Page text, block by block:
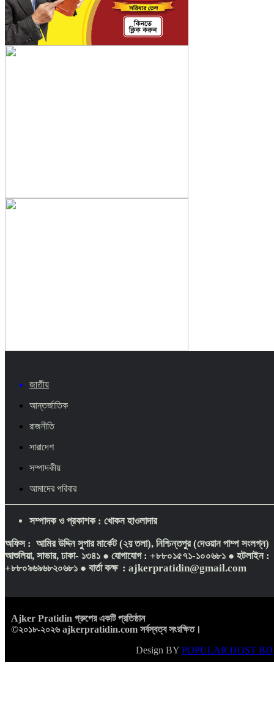
জাতীয়
আন্তর্জাতিক
রাজনীতি
সারাদেশ
সম্পাদকীয়
আমাদের পরিবার
সম্পাদক ও প্রকাশক : খোকন হাওলাদার
অফিস : আমির উদ্দিন সুপার মার্কেট (২য় তলা), নিশ্চিন্তপুর (দেওয়ান পাম্প সংলগ্ন)
আশুলিয়া, সাভার, ঢাকা- ১৩৪১ ● যোগাযোগ : +৮৮০১৫৭১-১০০৬৮১ ● হটলাইন :
+৮৮০৯৬৯৬৮২০৬৮১ ● বার্তা কক্ষ : ajkerpratidin@gmail.com
Ajker Pratidin গ্রুপের একটি প্রতিষ্ঠান
©২০১৮-২০২৬ ajkerpratidin.com সর্বস্বত্ব সংরক্ষিত।
Design BY POPULAR HOST BD